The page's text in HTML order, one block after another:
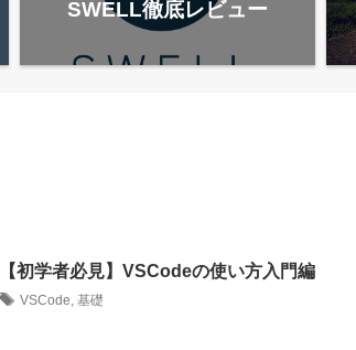
SWELL徹底レビュー
【初学者必見】VSCodeの使い方入門編
VSCode, 基礎